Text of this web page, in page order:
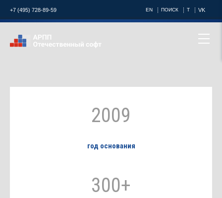
+7 (495) 728-89-59 EN ПОИСК T VK
2009
год основания
300+